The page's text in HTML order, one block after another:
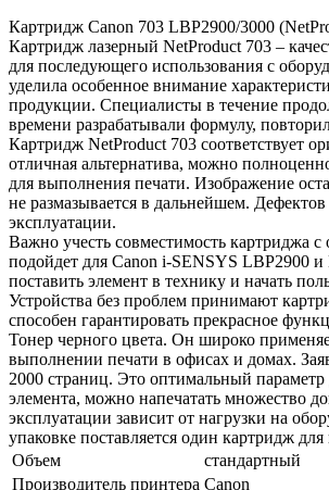
Картридж Canon 703 LBP2900/3000
Картридж лазерный NetProduct 703 –
для последующего использования с
уделила особенное внимание
продукции. Специалисты в течение
времени разрабатывали формулу,
Картридж NetProduct 703 соответствует
отличная альтернатива, можно
для выполнения печати. Изображение
не размазывается в дальнейшем.
эксплуатации.
Важно учесть совместимость картриджа
подойдет для Canon i-SENSYS LBP2900
поставить элемент в технику и начать
Устройства без проблем принимают
способен гарантировать прекрасное
Тонер черного цвета. Он широко
выполнении печати в офисах и домах.
2000 страниц. Это оптимальный параметр
элемента, можно напечатать множество
эксплуатации зависит от нагрузки на
упаковке поставляется один картридж для
Объем
стандартный
Производитель принтера Canon